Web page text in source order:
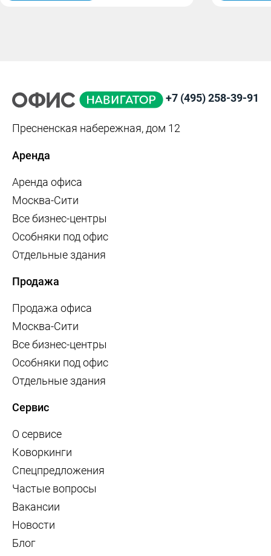
+7 (495) 258-39-91
Пресненская набережная, дом 12
Аренда
Аренда офиса
Москва-Сити
Все бизнес-центры
Особняки под офис
Отдельные здания
Продажа
Продажа офиса
Москва-Сити
Все бизнес-центры
Особняки под офис
Отдельные здания
Сервис
О сервисе
Коворкинги
Спецпредложения
Частые вопросы
Вакансии
Новости
Блог